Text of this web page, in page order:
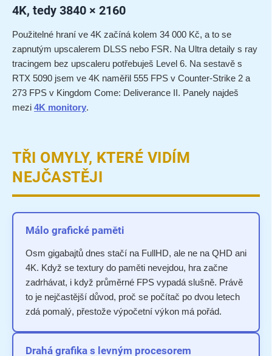
4K, tedy 3840 × 2160
Použitelné hraní ve 4K začíná kolem 34 000 Kč, a to se
zapnutým upscalerem DLSS nebo FSR. Na Ultra detaily s ray
tracingem bez upscaleru potřebuješ Level 6. Na sestavě s
RTX 5090 jsem ve 4K naměřil 555 FPS v Counter-Strike 2 a
273 FPS v Kingdom Come: Deliverance II. Panely najdeš
mezi 4K monitory.
TŘI OMYLY, KTERÉ VIDÍM
NEJČASTĚJI
Málo grafické paměti
Osm gigabajtů dnes stačí na FullHD, ale ne na QHD ani
4K. Když se textury do paměti nevejdou, hra začne
zadrhávat, i když průměrné FPS vypadá slušně. Právě
to je nejčastější důvod, proč se počítač po dvou letech
zdá pomalý, přestože výpočetní výkon má pořád.
Drahá grafika s levným procesorem